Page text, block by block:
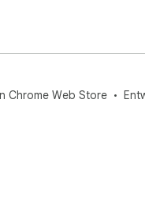
Chrome Web Store